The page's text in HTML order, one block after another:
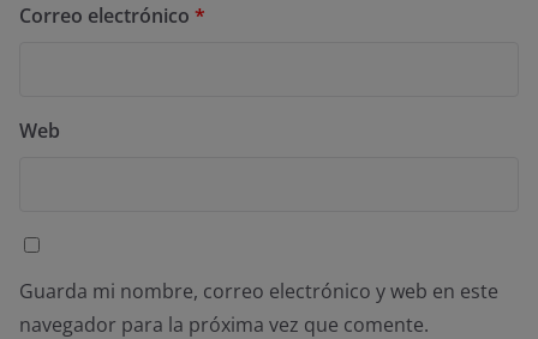
Correo electrónico *
Web
Guarda mi nombre, correo electrónico y web en este
navegador para la próxima vez que comente.